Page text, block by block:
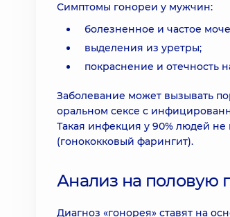
Симптомы гонореи у мужчин:
болезненное и частое
выделения из уретры;
покраснение и отечность
Заболевание может вызывать
оральном сексе с
Такая инфекция у 90% людей
(гонококковый фарингит).
Анализ на половую
Диагноз «гонорея» ставят на